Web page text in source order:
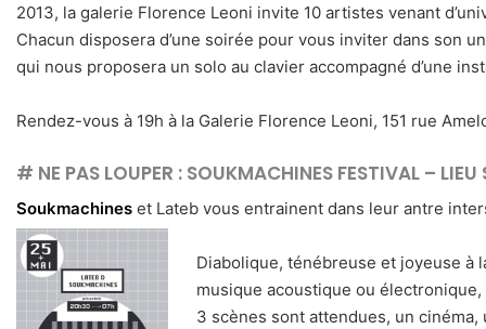
2013, la galerie Florence Leoni invite 10 artistes venant
Chacun disposera d’une soirée pour vous inviter dans son
qui nous proposera un solo au clavier accompagné d’une
Rendez-vous à 19h à la Galerie Florence Leoni, 151 rue
# NE PAS LOUPER : SOUKMACHINES FESTIVAL – LIEU
Soukmachines et Lateb vous entrainent dans leur antre
Diabolique, ténébreuse et joyeuse à
musique acoustique ou
3 scènes sont attendues, un